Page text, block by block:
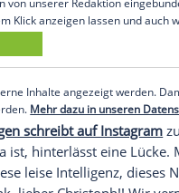
Bereicherung für
nie
um den von unserer
mit einem Klick anzeigen